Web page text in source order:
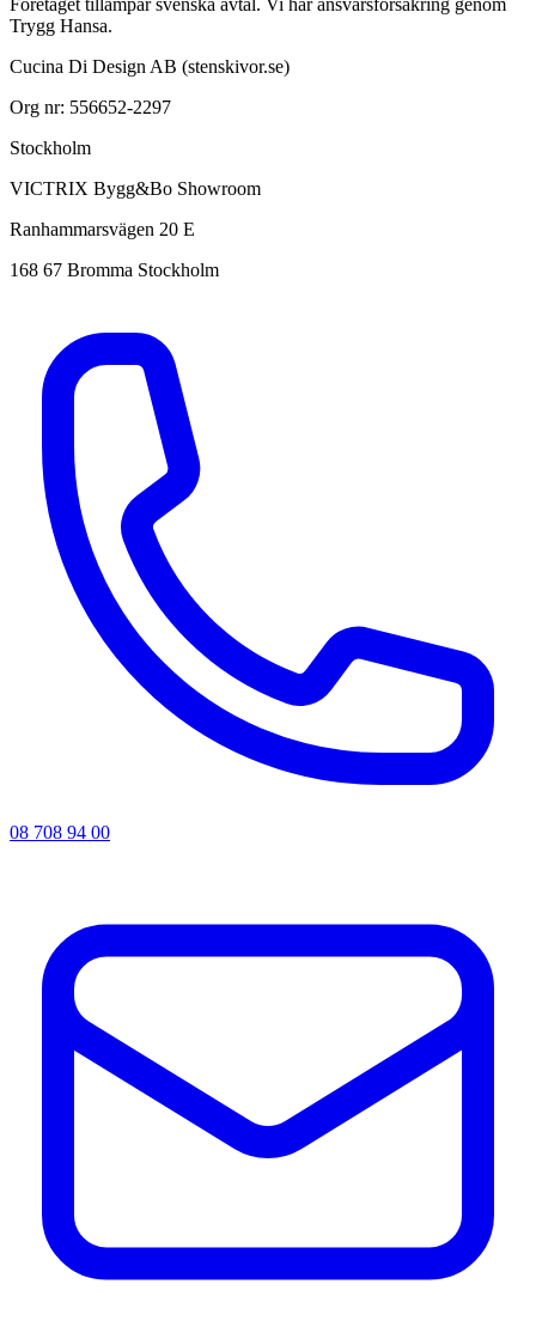
Trygg Hansa.
Cucina Di Design AB (stenskivor.se)
Org nr: 556652-2297
Stockholm
VICTRIX Bygg&Bo Showroom
Ranhammarsvägen 20 E
168 67 Bromma Stockholm
08 708 94 00